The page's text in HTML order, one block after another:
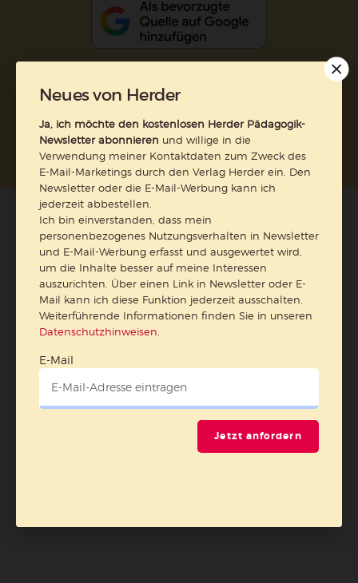
Nach oben
Neues von Herder
Ja, ich möchte den kostenlosen Herder Pädagogik-
Newsletter abonnieren und willige in die
Verwendung meiner Kontaktdaten zum Zweck des
E-Mail-Marketings durch den Verlag Herder ein. Den
Newsletter oder die E-Mail-Werbung kann ich
jederzeit abbestellen.
Ich bin einverstanden, dass mein
personenbezogenes Nutzungsverhalten in Newsletter
und E-Mail-Werbung erfasst und ausgewertet wird,
um die Inhalte besser auf meine Interessen
auszurichten. Über einen Link in Newsletter oder E-
Mail kann ich diese Funktion jederzeit ausschalten.
Weiterführende Informationen finden Sie in unseren
Datenschutzhinweisen
E-Mail
Jetzt anfordern